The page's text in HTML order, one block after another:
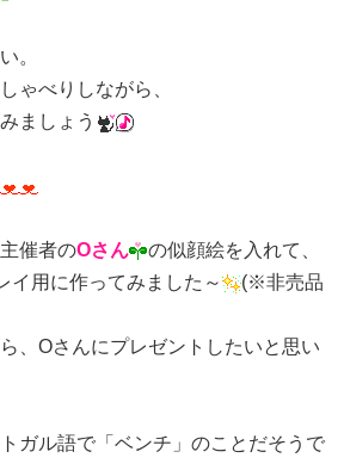
。
ゃべりしながら、
ましょう
催者のOさん
の似顔絵を入れて、
イ用に作ってみました～
(※非売品
、Oさんにプレゼントしたいと思い
ガル語で「ベンチ」のことだそうで